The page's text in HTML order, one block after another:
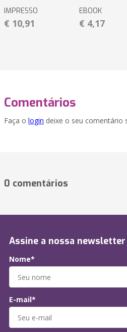
IMPRESSO
€ 10,91
EBOOK
€ 4,17
Comentários
Faça o login deixe o seu comentário
0 comentários
Assine a nossa newsletter
Nome*
E-mail*